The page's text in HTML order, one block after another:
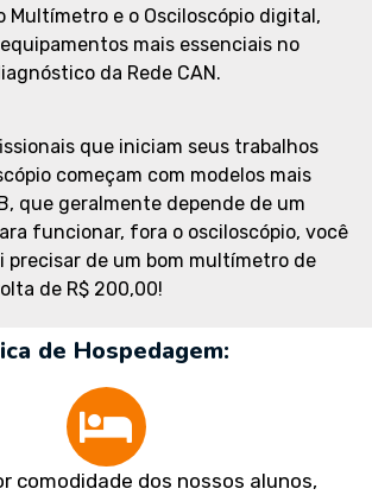
Multímetro e o Osciloscópio digital,
mais essenciais no
da Rede CAN.
que iniciam seus trabalhos
começam com modelos mais
que geralmente depende de um
funcionar, fora o osciloscópio, você
precisar de um bom multímetro de
de R$ 200,00!
de Hospedagem:
comodidade dos nossos alunos,